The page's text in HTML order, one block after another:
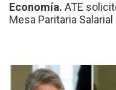
Economía. ATE
Mesa Paritaria Salarial